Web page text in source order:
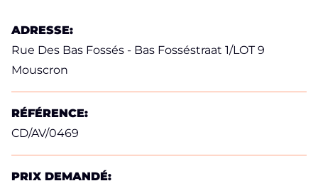
ADRESSE:
Rue Des Bas Fossés - Bas Fosséstraat 1/LOT 9
Mouscron
RÉFÉRENCE:
CD/AV/0469
PRIX DEMANDÉ: